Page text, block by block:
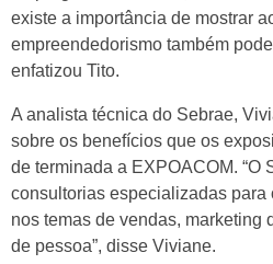
existe a importância de mostrar
empreendedorismo também
enfatizou Tito.
A analista técnica do Sebrae,
sobre os benefícios que os
de terminada a EXPOACOM. “O
consultorias especializadas para
nos temas de vendas, marketing
de pessoa”, disse Viviane.